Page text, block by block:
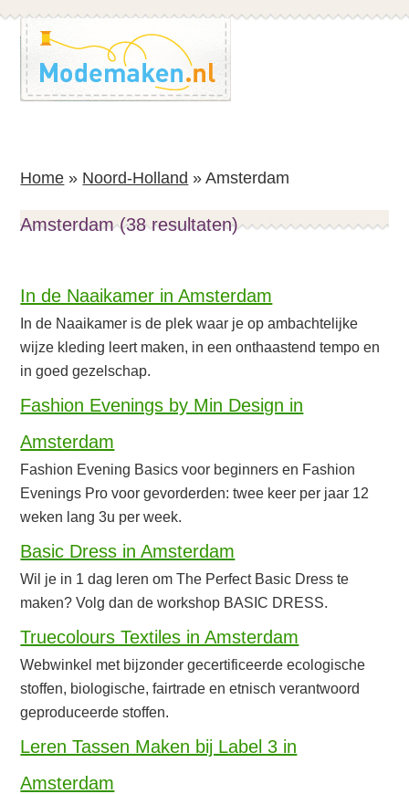
Spring
naar
de
inhoud
Spring
naar
de
voettekst
Home » Noord-Holland »Amsterdam
Amsterdam (38 resultaten)
In de Naaikamer in Amsterdam
In de Naaikamer is de plek waar je op ambachtelijke
wijze kleding leert maken, in een onthaastend tempo en
in goed gezelschap.
Fashion Evenings by Min Design in
Amsterdam
Fashion Evening Basics voor beginners en Fashion
Evenings Pro voor gevorderden: twee keer per jaar 12
weken lang 3u per week.
Basic Dress in Amsterdam
Wil je in 1 dag leren om The Perfect Basic Dress te
maken? Volg dan de workshop BASIC DRESS.
Truecolours Textiles in Amsterdam
Webwinkel met bijzonder gecertificeerde ecologische
stoffen, biologische, fairtrade en etnisch verantwoord
geproduceerde stoffen.
Leren Tassen Maken bij Label 3 in
Amsterdam